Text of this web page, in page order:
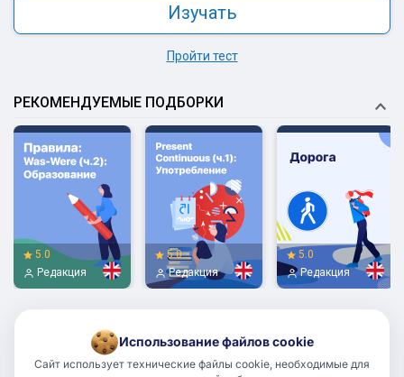
Изучать
Пройти тест
РЕКОМЕНДУЕМЫЕ ПОДБОРКИ
5.0
Редакция
5.0
Редакция
5.0
Редакция
Использование файлов cookie
Сайт использует технические файлы cookie, необходимые для